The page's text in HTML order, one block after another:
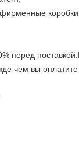
перед
чем вы оплатите